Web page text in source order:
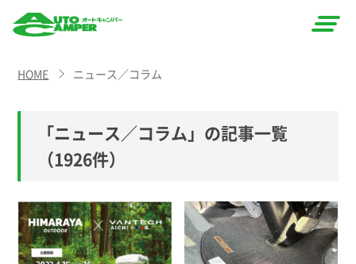
CAMPER
（オート
キャン
パー）
HOME ニュース／コラム
「ニュース／コラム」の記事一覧
（1926件）